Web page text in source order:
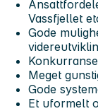
Vassfjellet
Gode
Meget
Gode
Et uformelt